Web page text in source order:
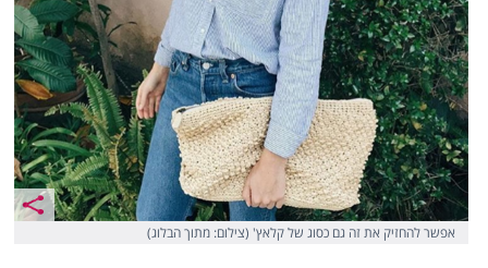
אפשר להחזיק את זה גם כסוג של קלאץ' (צילום: מתוך הבלוג)